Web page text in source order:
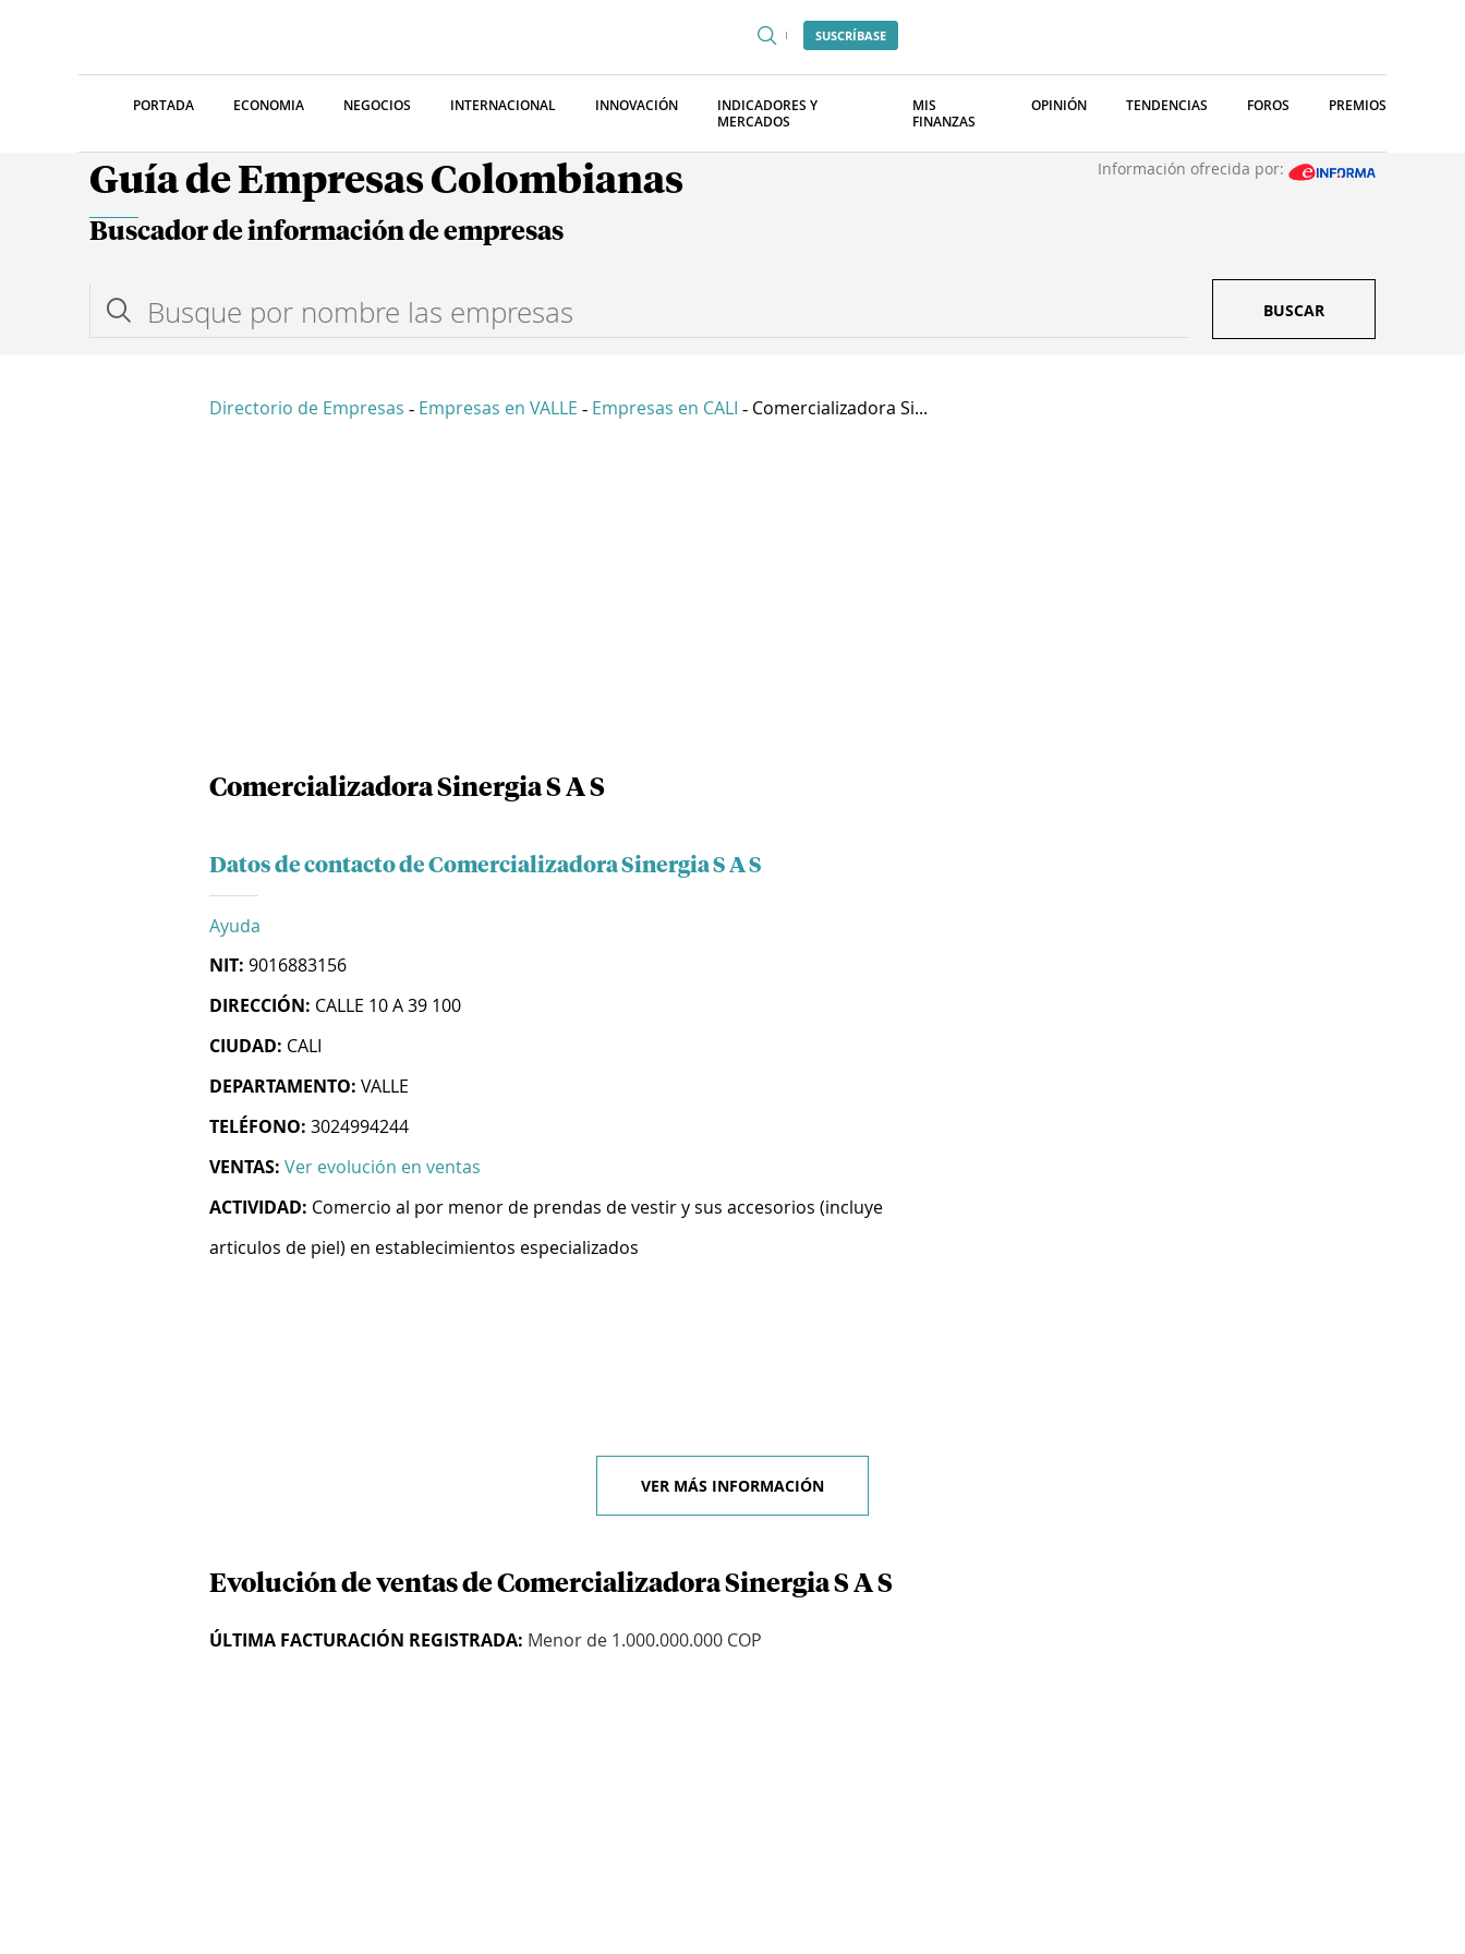
SUSCRÍBASE
PORTADA ECONOMIA NEGOCIOS INTERNACIONAL INNOVACIÓN
INDICADORES Y
MERCADOS
MIS
FINANZAS
OPINIÓN TENDENCIAS FOROS PREMIOS
Guía de Empresas Colombianas Información ofrecida por:
Buscador de información de empresas
BUSCAR
Directorio de Empresas - Empresas en VALLE - Empresas en CALI - Comercializadora Si...
Comercializadora Sinergia S A S
Datos de contacto de Comercializadora Sinergia S A S
Ayuda
NIT: 9016883156
DIRECCIÓN: CALLE 10 A 39 100
CIUDAD: CALI
DEPARTAMENTO: VALLE
TELÉFONO: 3024994244
VENTAS: Ver evolución en ventas
ACTIVIDAD: Comercio al por menor de prendas de vestir y sus accesorios (incluye
articulos de piel) en establecimientos especializados
VER MÁS INFORMACIÓN
Evolución de ventas de Comercializadora Sinergia S A S
ÚLTIMA FACTURACIÓN REGISTRADA: Menor de 1.000.000.000 COP